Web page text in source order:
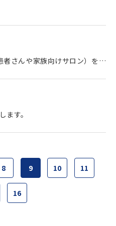
家族向けサロン）を開催します。
ます。
8 9 10 11
16